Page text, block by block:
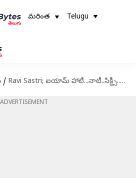
మరింత Telugu
/ Ravi Sastri; ఐయామ్ హాటీ...నాటీ..సిక్ట్సీ..కొత్త యాడ్ షూటింగ్ కోసమేనా రవిశాస్త్రి?
ADVERTISEMENT